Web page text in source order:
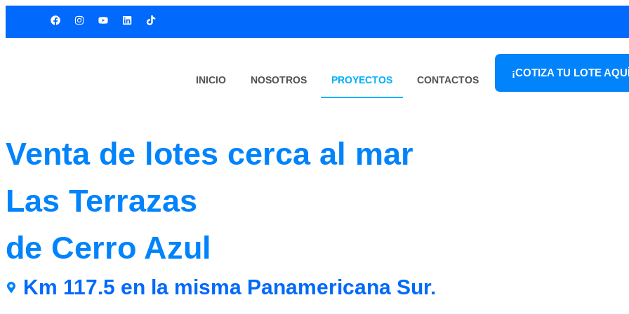
INICIO NOSOTROS PROYECTOS CONTACTOS
¡COTIZA TU LOTE
Venta de lotes cerca al mar
Las Terrazas
de Cerro Azul
Km 117.5 en la misma Panamericana Sur.